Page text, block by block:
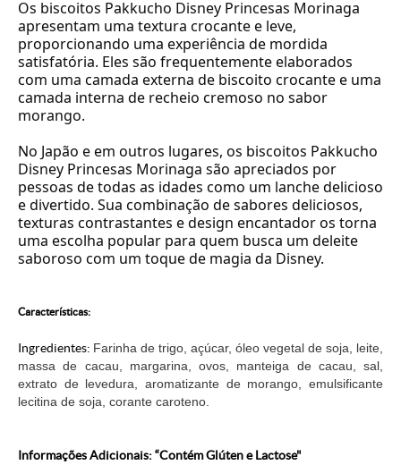
Os biscoitos Pakkucho Disney Princesas Morinaga
apresentam uma textura crocante e leve,
proporcionando uma experiência de mordida
satisfatória. Eles são frequentemente elaborados
com uma camada externa de biscoito crocante e uma
camada interna de recheio cremoso no sabor
morango.
No Japão e em outros lugares, os biscoitos Pakkucho
Disney Princesas Morinaga são apreciados por
pessoas de todas as idades como um lanche delicioso
e divertido. Sua combinação de sabores deliciosos,
texturas contrastantes e design encantador os torna
uma escolha popular para quem busca um deleite
saboroso com um toque de magia da Disney.
Características:
Ingredientes: Farinha de trigo, açúcar, óleo vegetal de soja, leite,
massa de cacau, margarina, ovos, manteiga de cacau, sal,
extrato de levedura, aromatizante de morango, emulsificante
lecitina de soja, corante caroteno.
Informações Adicionais: “Contém Glúten e Lactose"